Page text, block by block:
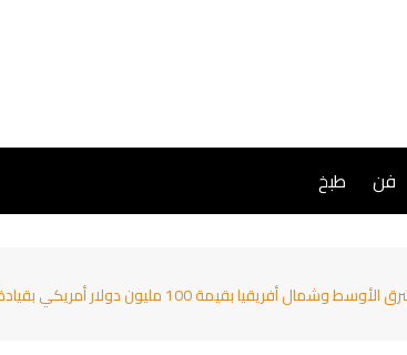
فن طبخ
حصلت شركة جولدن جيت فينتشرز على أول إغلاق لصندوقها